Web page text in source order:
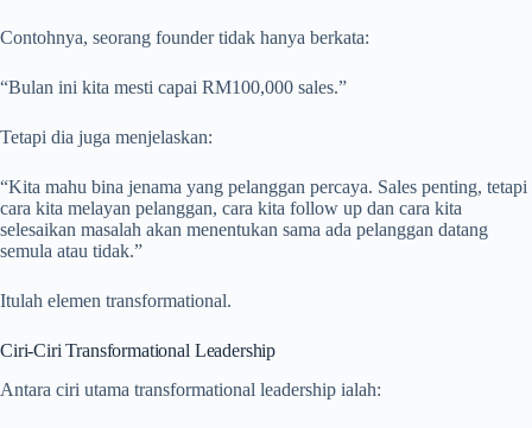
Contohnya, seorang founder tidak hanya berkata:
“Bulan ini kita mesti capai RM100,000 sales.”
Tetapi dia juga menjelaskan:
“Kita mahu bina jenama yang pelanggan percaya. Sales penting, tetapi
cara kita melayan pelanggan, cara kita follow up dan cara kita
selesaikan masalah akan menentukan sama ada pelanggan datang
semula atau tidak.”
Itulah elemen transformational.
Ciri-Ciri Transformational Leadership
Antara ciri utama transformational leadership ialah: